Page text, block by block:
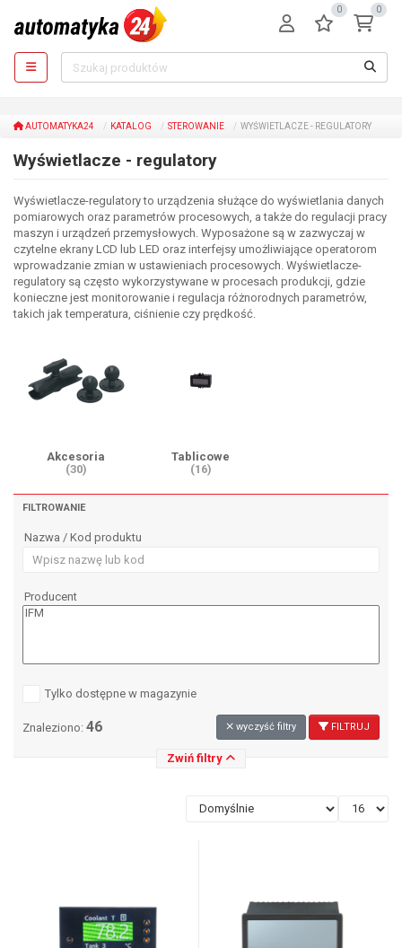
0 0
AUTOMATYKA24 KATALOG STEROWANIE WYŚWIETLACZE - REGULATORY
Wyświetlacze - regulatory
Wyświetlacze-regulatory to urządzenia służące do wyświetlania danych
pomiarowych oraz parametrów procesowych, a także do regulacji pracy
maszyn i urządzeń przemysłowych. Wyposażone są w zazwyczaj w
czytelne ekrany LCD lub LED oraz interfejsy umożliwiające operatorom
wprowadzanie zmian w ustawieniach procesowych. Wyświetlacze-
regulatory są często wykorzystywane w procesach produkcji, gdzie
konieczne jest monitorowanie i regulacja różnorodnych parametrów,
takich jak temperatura, ciśnienie czy prędkość.
Akcesoria
(30)
Tablicowe
(16)
FILTROWANIE
Nazwa / Kod produktu
Producent
Tylko dostępne w magazynie
Znaleziono: 46 wyczyść filtry FILTRUJ
Zwiń filtry